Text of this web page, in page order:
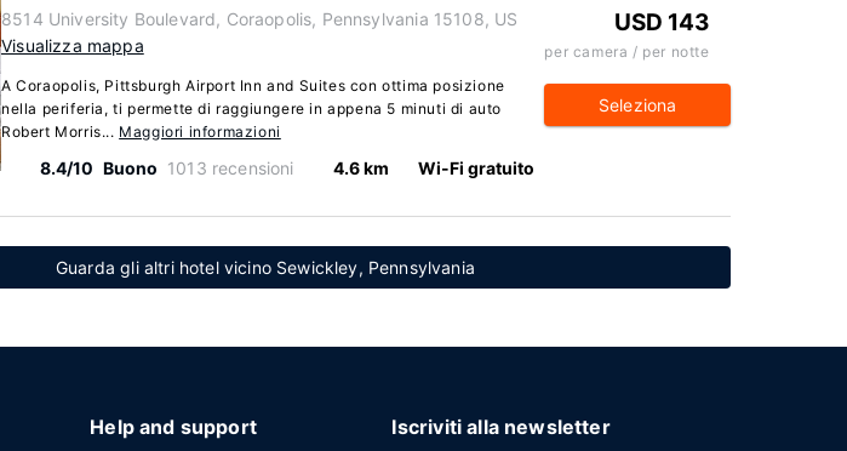
8514 University Boulevard, Coraopolis, Pennsylvania 15108, US
Visualizza mappa
A Coraopolis, Pittsburgh Airport Inn and Suites con ottima posizione
nella periferia, ti permette di raggiungere in appena 5 minuti di auto
Robert Morris... Maggiori informazioni
8.4/10 Buono 1013 recensioni 4.6 km Wi-Fi gratuito
USD 143
per camera / per notte
Seleziona
Guarda gli altri hotel vicino Sewickley, Pennsylvania
Help and support Iscriviti alla newsletter